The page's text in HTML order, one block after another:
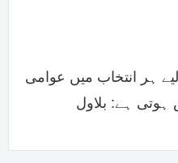
ہر انتخاب میں عوامی
ہے: بلاول